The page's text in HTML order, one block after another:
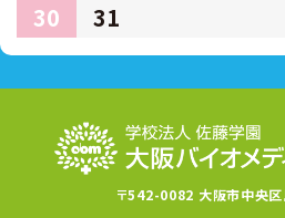
30
31
〒542-0082 大阪市中央